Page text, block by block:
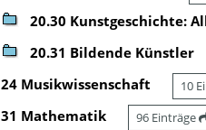
20.30 Kunstgeschichte:
20.31 Bildende Künstler
24 Musikwissenschaft 10
31 Mathematik 96 Einträge